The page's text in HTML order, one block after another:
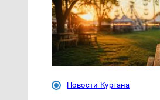
Новости Кургана